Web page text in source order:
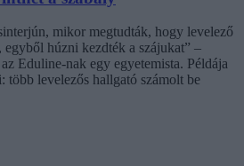
mikor megtudták, hogy levelező
húzni kezdték a szájukat” –
Eduline-nak egy egyetemista. Példája
több levelezős hallgató számolt be